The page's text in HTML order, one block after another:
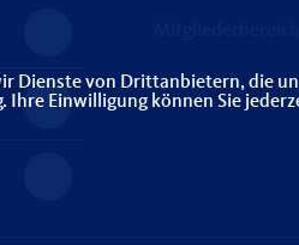
Dienste von Drittanbietern, die
Einwilligung können Sie